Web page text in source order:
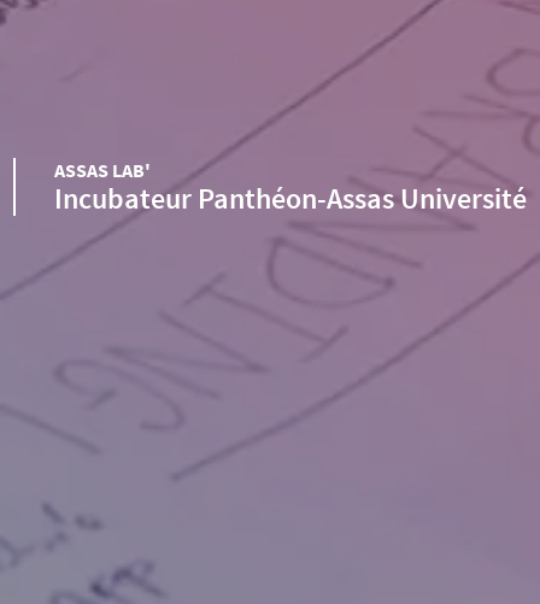
ASSAS LAB'
Incubateur Panthéon-Assas Université